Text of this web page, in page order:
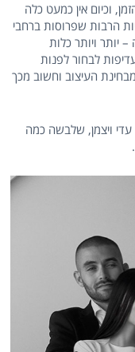
וכיום אין כמעט כלה
הרבות שפרוסות ברחבי
יותר ויותר כלות
לבחור לפנות
העיצוב וחשוב מכך
ויצמן, שלבשה כמה